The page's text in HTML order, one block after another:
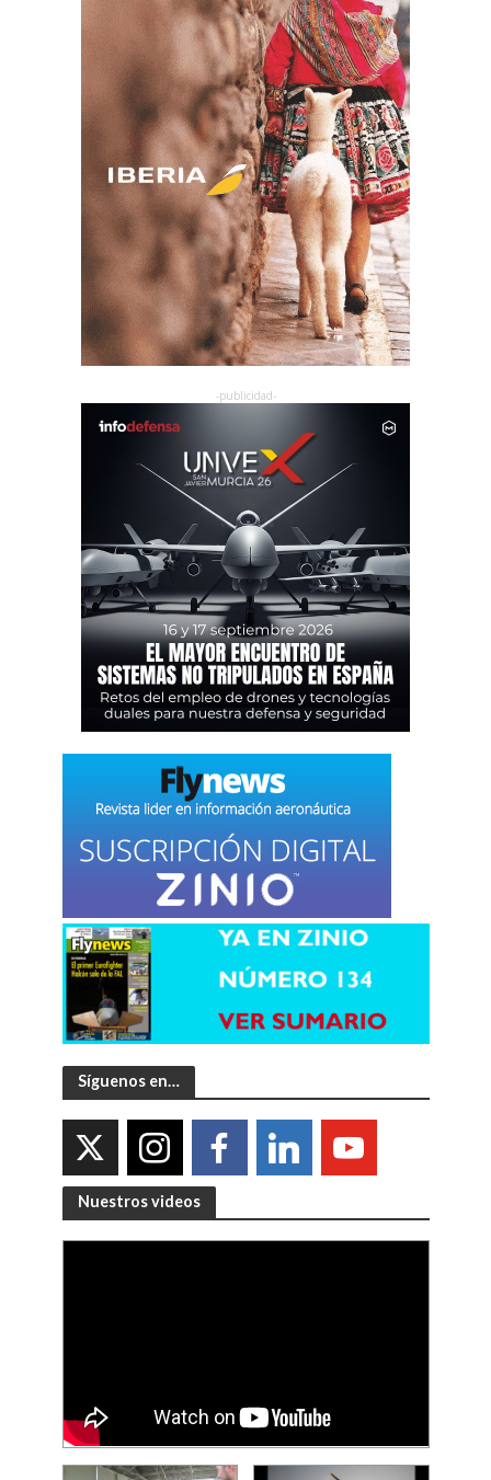
Síguenos en…
Nuestros videos